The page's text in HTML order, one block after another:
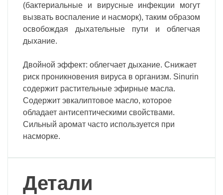
(бактериальные и вирусные инфекции могут
вызвать воспаление и насморк), таким образом
освобождая дыхательные пути и облегчая
дыхание.
Двойной эффект: oблегчает дыхание. Снижает
риск проникновения вируса в организм. Sinurin
содержит растительные эфирные масла.
Содержит эвкалиптовое масло, которое
обладает антисептическими свойствами.
Сильный аромат часто используется при
насморке.
Детали